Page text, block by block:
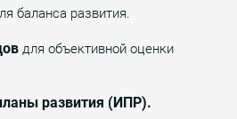
баланса развития.
для объективной оценки
развития (ИПР).